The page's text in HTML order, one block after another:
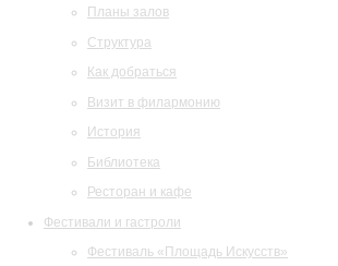
Планы залов
Структура
Как добраться
Визит в филармонию
История
Библиотека
Ресторан и кафе
Фестивали и гастроли
Фестиваль «Площадь Искусств»